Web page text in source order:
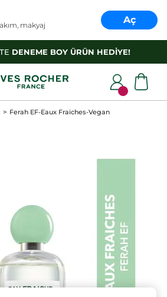
makyaj Aç
DENEME BOY ÜRÜN HEDİYE!
Ferah EF-Eaux Fraiches-Vegan